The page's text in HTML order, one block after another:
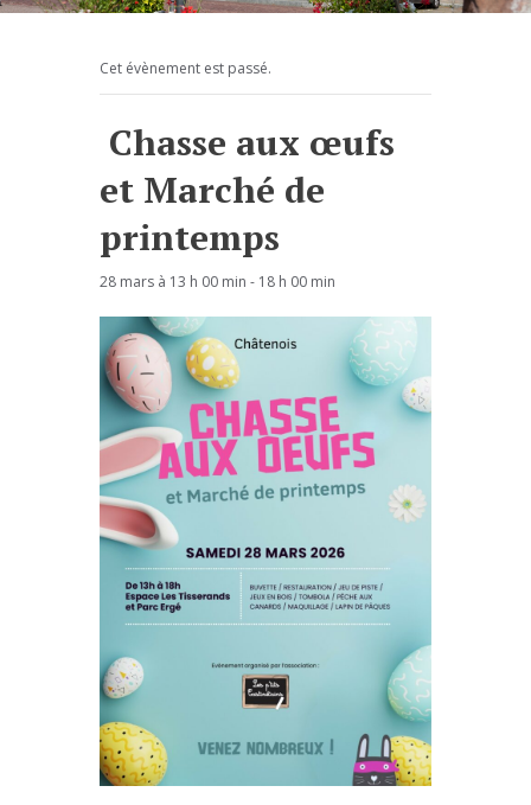
Cet évènement est passé.
Chasse aux œufs
et Marché de
printemps
28 mars à 13 h 00 min - 18 h 00 min